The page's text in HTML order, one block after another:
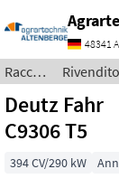
Modelljahr: 2023 -
Motorstunden: 610 -
Trommelstunden:
FPT-Cursor 16L ECO
TM H
48341
Raccolto
agricolo
/ New
Holland
Deutz Fahr
C9306 T5
394 CV/290 kW